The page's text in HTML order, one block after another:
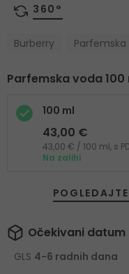
360°
Burberry
Parfemska voda 100
100 ml
43,00 €
43,00 € / 100 ml, s
Na zalihi
Očekivani datum
GLS 4-6 radnih dana